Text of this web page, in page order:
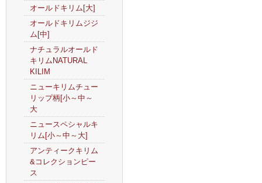
オールドキリム[大]
オールドキリムジジ
ム[中]
ナチュラルオールド
キリムNATURAL
KILIM
ニューキリムチュー
リップ柄[小～中～
大
ニュースペシャルキ
リム[小～中～大]
アンティークキリム
&コレクションピー
ス